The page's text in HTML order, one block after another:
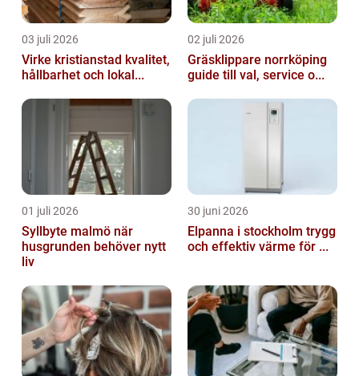
03 juli 2026
Virke kristianstad kvalitet,
hållbarhet och lokal...
02 juli 2026
Gräsklippare norrköping
guide till val, service o...
01 juli 2026
Syllbyte malmö när
husgrunden behöver nytt
liv
30 juni 2026
Elpanna i stockholm trygg
och effektiv värme för ...